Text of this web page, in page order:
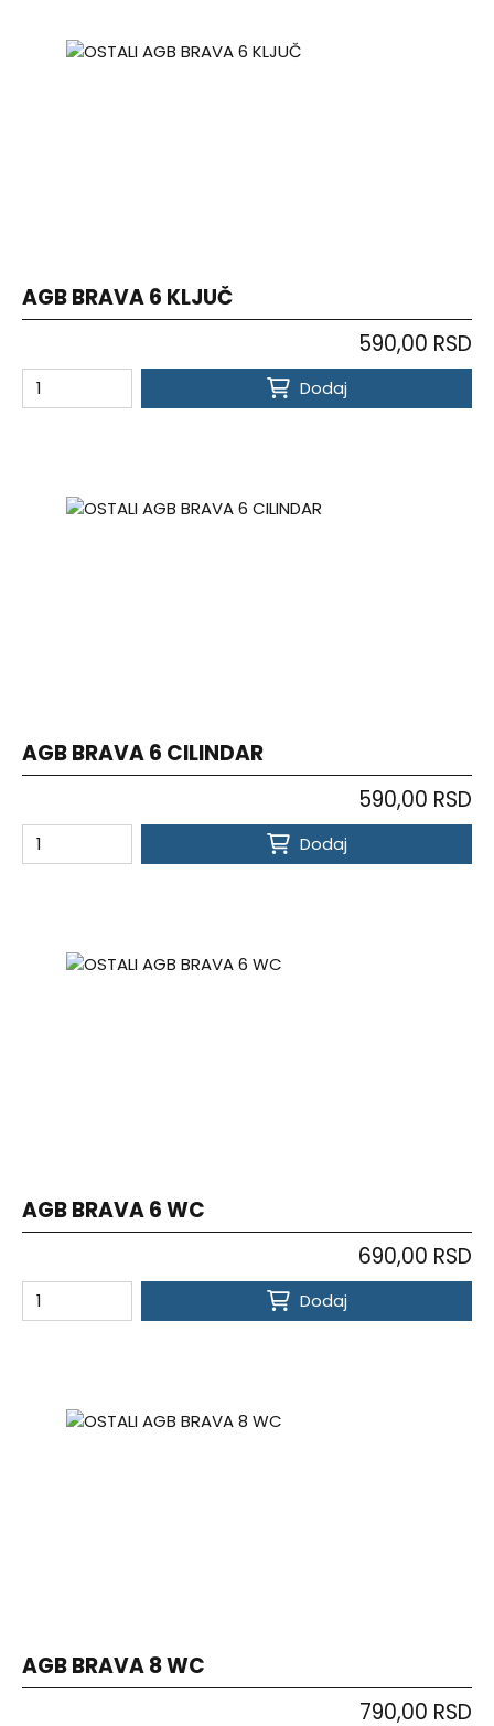
AGB BRAVA 6 KLJUČ
590,00 RSD
Dodaj
AGB BRAVA 6 CILINDAR
590,00 RSD
Dodaj
AGB BRAVA 6 WC
690,00 RSD
Dodaj
AGB BRAVA 8 WC
790,00 RSD